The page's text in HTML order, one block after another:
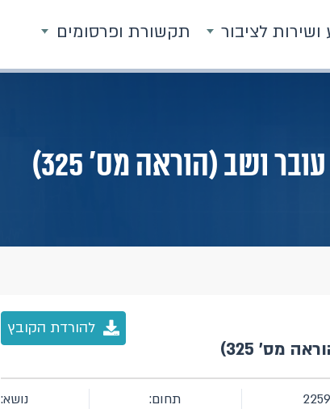
ושירות לציבור תקשורת ופרסומים
ושב (הוראה מס' 325)
מס' 325)
להורדת הקובץ
תחום: נושא: